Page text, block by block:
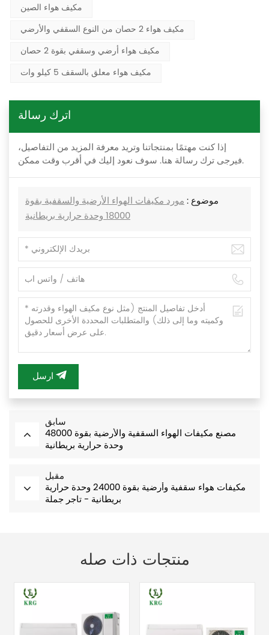
مكيف هواء الصين
مكيف هواء 2 حصان من النوع السقفي والأرضي
مكيف هواء أرضي وسقفي بقوة 2 حصان
مكيف هواء معلق بالسقف 5 كيلو وات
اترك رسالة
إذا كنت مهتمًا بمنتجاتنا وتريد معرفة المزيد من التفاصيل،
فيرجى ترك رسالة هنا. سوف نعود إليك في أقرب وقت ممكن.
موضوع :مورد مكيفات الهواء الأرضية والسقفية بقوة
18000 وحدة حرارية بريطانية
ارسل
سابق
مصنع مكيفات الهواء السقفية والأرضية بقوة 48000
وحدة حرارية بريطانية
مقبل
مكيفات هواء سقفية وأرضية بقوة 24000 وحدة حرارية
بريطانية - تاجر جملة
منتجات ذات صله